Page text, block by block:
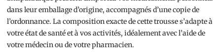
dans leur emballage d’origine, accompagnés d’une copie de
l’ordonnance. La composition exacte de cette trousse s’adapte à
votre état de santé et à vos activités, idéalement avec l’aide de
votre médecin ou de votre pharmacien.